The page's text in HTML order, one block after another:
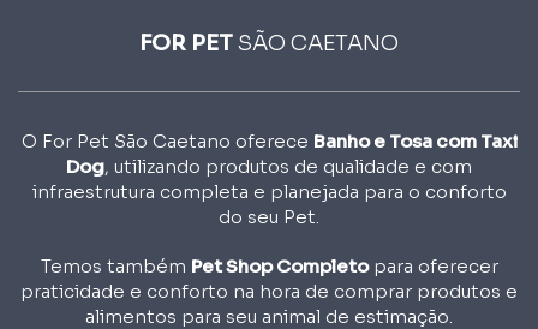
FOR PETSÃO CAETANO
O For Pet São Caetano oferece Banho e Tosa com Taxi
Dog, utilizando produtos de qualidade e com
infraestrutura completa e planejada para o conforto
do seu Pet.
Temos também Pet Shop Completopara oferecer
praticidade e conforto na hora de comprar produtos e
alimentos para seu animal de estimação.